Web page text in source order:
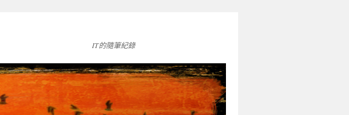
IT的隨筆紀錄